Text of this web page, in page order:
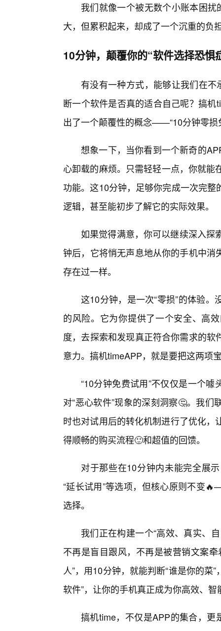
我们就像一个被无数个小账本困扰
大，但累积起来，却成了一个沉重的负
10分钟，颠覆你的“软件选择恐惧
有没有一种方式，能够让我们在不
断一个软件是否真的适合自己呢？搞
出了一个颠覆性的概念——“10分钟零损
想象一下，当你看到一个新奇的
心卸载的麻烦。只需轻轻一点，你就
功能。这10分钟，足够你完成一次完
逻辑，甚至能初步了解它的实际效果。
如果觉得满意，你可以继续深入探
钟后，它将悄无声息地从你的手机中
存在过一样。
这10分钟，是一次“零损”的体验
的风险。它为你提供了一个安全、高
度，去探索和发现真正符合你需求的
意力。搞机timeAPP，就是要把这两项
“10分钟免费试用”不仅仅是一个
对“恶心软件”现象的深刻洞察🤔。我
时也对试用后的转化机制进行了优化
得顺畅的购买流程🙂和超值的回馈。
对于那些在10分钟内未能完全展
“延长试用”等选项，但核心原则不变
选择。
我们正在构建一个“高效、真实、
不再是盲目跟风，不再是被营销文案
人”，用10分钟，就能判断“谁是你的菜
软件”，让你的手机真正成为你高效、
搞机time，不仅是APP的集合，更